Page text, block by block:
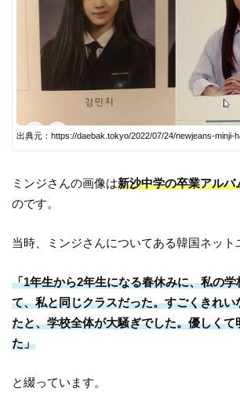
出典元：https://daebak.tokyo/2022/07/24/newjeans-minji-
ミンジさんの画像は新沙中学の卒業アルバ
のです。
当時、ミンジさんについてある韓国ネット
「1年生から2年生になる春休みに、私の
て、私と同じクラスだった。すごくきれい
たと、学校全体が大騒ぎでした。優しくて
た」
と綴っています。